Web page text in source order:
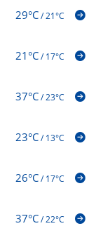
29°C/21°C
21°C/17°C
37°C/23°C
23°C/13°C
26°C/17°C
37°C/22°C